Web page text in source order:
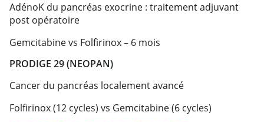
AdénoK du pancréas exocrine : traitement adjuvant
post opératoire
Gemcitabine vs Folfirinox – 6 mois
PRODIGE 29 (NEOPAN)
Cancer du pancréas localement avancé
Folfirinox (12 cycles) vs Gemcitabine (6 cycles)